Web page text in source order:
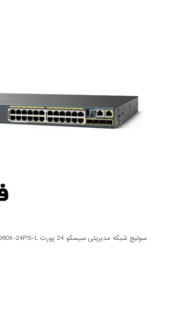
سوئیچ شبکه مدیریتی سیسکو 24 پورت WS-C2960X-24PS-L